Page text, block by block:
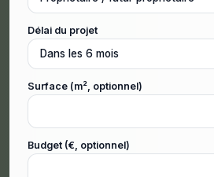
Délai du projet
Surface (m², optionnel)
Budget (€, optionnel)